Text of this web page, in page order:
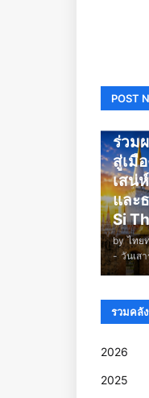
POST
ร่วม
สู่เมื
เสน่
และ
Si
by ไทย
- วันเส
รวมคลั
2026
2025